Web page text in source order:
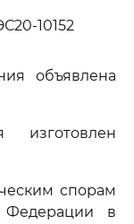
10152
объявлена
изготовлен
спорам
Федерации в